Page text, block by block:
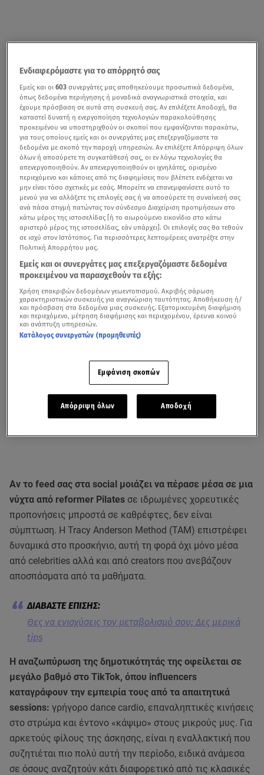
Αν το feed σας στα social μοιάζει να πέρασε μέσα σε μια
νύχτα από reformer Pilates σε ιδρωμένες χορευτικές
προπονήσεις μπροστά σε καθρέφτες, δεν είναι
σύμπτωση. Η Tracy Anderson Method (TAM) επιστρέφει
δυναμικά στο προσκήνιο, αυτή τη φορά όχι μόνο μέσα
από celebrities αλλά και από creators που ανεβάζουν
αποσπάσματα από τα μαθήματα.
Θες να ενισχύσεις τον μεταβολισμό σου; Δες μερικά
tips
Η αναζωπύρωση της δημοτικότητάς της οφείλεται σε
μεγάλο βαθμό στο TikTok, όπου influencers
καταγράφουν την εμπειρία τους από τα απαιτητικά
sessions: γρήγορο dance cardio, επαναληπτικές κινήσεις
στο στρώμα και έντονο «κάψιμο» στους μικρούς μυς. Για
αρκετούς φίλους της άσκησης, είναι η εναλλακτική που
συζητιέται πιο πολύ αυτή την περίοδο, ειδικά ανάμεσα
σε όσους αναζητούν κάτι διαφορετικό από τις κλασικές
Ενδιαφερόμαστε για το απόρρητό σας
Εμείς και οι603 συνεργάτες μας αποθηκεύουμε προσωπικά δεδομένα,
όπως δεδομένα περιήγησης ή μοναδικά αναγνωριστικά στοιχεία, και
έχουμε πρόσβαση σε αυτά στη συσκευή σας. Αν επιλέξετε Αποδοχή, θα
καταστεί δυνατή η ενεργοποίηση τεχνολογιών παρακολούθησης
προκειμένου να υποστηριχθούν οι σκοποί που εμφανίζονται παρακάτω,
για τους οποίους εμείς και οι συνεργάτες μας επεξεργαζόμαστε τα
δεδομένα με σκοπό την παροχή υπηρεσιών. Αν επιλέξετε Απόρριψη όλων
όλων ή αποσύρετε τη συγκατάθεσή σας, οι εν λόγω τεχνολογίες θα
απενεργοποιηθούν. Αν απενεργοποιηθούν οι ιχνηλάτες, ορισμένο
περιεχόμενο και κάποιες από τις διαφημίσεις που βλέπετε ενδέχεται να
μην είναι τόσο σχετικές με εσάς. Μπορείτε να επανεμφανίσετε αυτό το
μενού για να αλλάξετε τις επιλογές σας ή να αποσύρετε τη συναίνεσή σας
ανά πάσα στιγμή πατώντας τον σύνδεσμο Διαχείριση προτιμήσεων στο
κάτω μέρος της ιστοσελίδας [ή το αιωρούμενο εικονίδιο στο κάτω
αριστερό μέρος της ιστοσελίδας, εάν υπάρχει]. Οι επιλογές σας θα τεθούν
σε ισχύ στον Ιστότοπος. Για περισσότερες λεπτομέρειες ανατρέξτε στην
Πολιτική Απορρήτου μας.
Εμείς και οι συνεργάτες μας επεξεργαζόμαστε δεδομένα
προκειμένου να παρασχεθούν τα εξής:
Χρήση επακριβών δεδομένων γεωεντοπισμού. Ακριβής σάρωση
χαρακτηριστικών συσκευής για αναγνώριση ταυτότητας. Αποθήκευση ή/
και πρόσβαση στα δεδομένα μιας συσκευής. Εξατομικευμένη διαφήμιση
και περιεχόμενο, μέτρηση διαφήμισης και περιεχομένου, έρευνα κοινού
και ανάπτυξη υπηρεσιών.
Κατάλογος συνεργατών (προμηθευτές)
Εμφάνιση σκοπών
Απόρριψη όλων Αποδοχή